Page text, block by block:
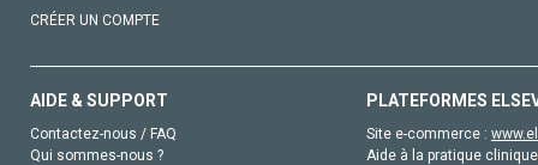
CRÉER UN COMPTE
AIDE & SUPPORT
Contactez-nous / FAQ
Qui sommes-nous ?
PLATEFORMES
Site e-commerce :
Aide à la pratique